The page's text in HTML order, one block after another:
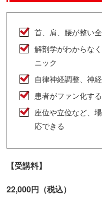
首、肩、腰が整い
解剖学がわからな
ニック
自律神経調整、神
患者がファン化す
座位や立位など、
応できる
【受講料】
22,000円（税込）